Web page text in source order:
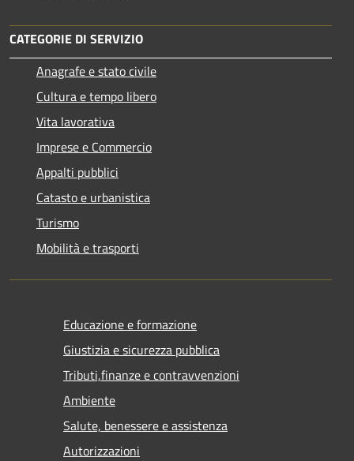
CATEGORIE DI SERVIZIO
Anagrafe e stato civile
Cultura e tempo libero
Vita lavorativa
Imprese e Commercio
Appalti pubblici
Catasto e urbanistica
Turismo
Mobilità e trasporti
Educazione e formazione
Giustizia e sicurezza pubblica
Tributi,finanze e contravvenzioni
Ambiente
Salute, benessere e assistenza
Autorizzazioni